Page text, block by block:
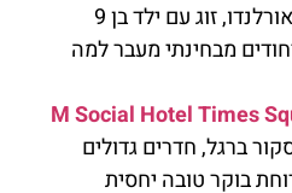
מבחינתי מעבר למה
M Social Hotel Times
ברגל, חדרים גדולים
בוקר טובה יחסית